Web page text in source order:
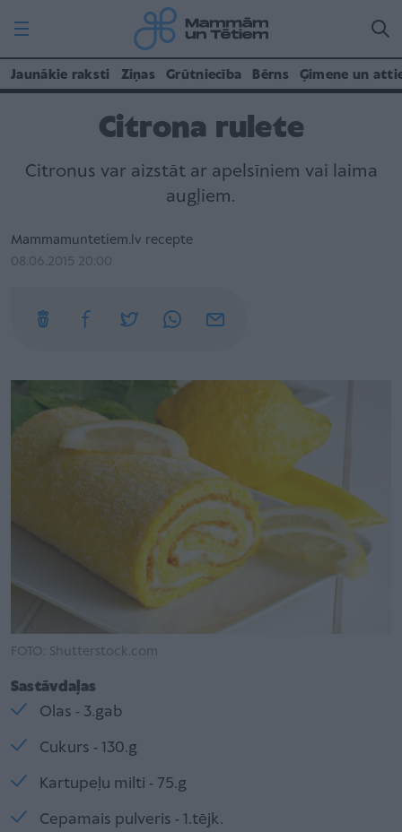
Jaunākie raksti Ziņas Grūtniecība Bērns Ģimene un
Citrona rulete
Citronus var aizstāt ar apelsīniem vai laima
augļiem.
Mammamuntetiem.lv recepte
08.06.2015 20:00
FOTO: Shutterstock.com
Sastāvdaļas
Olas - 3.gab
Cukurs - 130.g
Kartupeļu milti - 75.g
Cepamais pulveris - 1.tējk.